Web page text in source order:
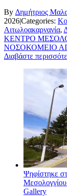
By Δημήτριος
2026|Categories:
Αιτωλοακαρνανία,
ΚΕΝΤΡΟ
ΝΟΣΟΚΟΜΕΙΟ
Διαβάστε
Ψηφίστηκε
Gallery